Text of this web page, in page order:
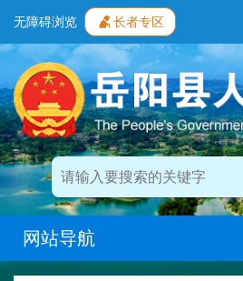
无障碍浏览 长者专区
网站导航